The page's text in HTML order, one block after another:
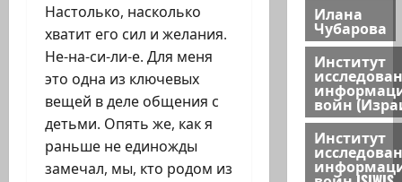
Настолько, насколько
хватит его сил и желания.
Не-на-си-ли-е. Для меня
это одна из ключевых
вещей в деле общения с
детьми. Опять же, как я
раньше не единожды
замечал, мы, кто родом из
Илана
Чубарова
Институт
войн
Институт